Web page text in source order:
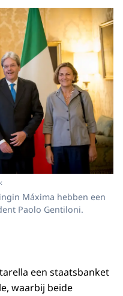
Máxima hebben een
Paolo Gentiloni.
een staatsbanket
waarbij beide